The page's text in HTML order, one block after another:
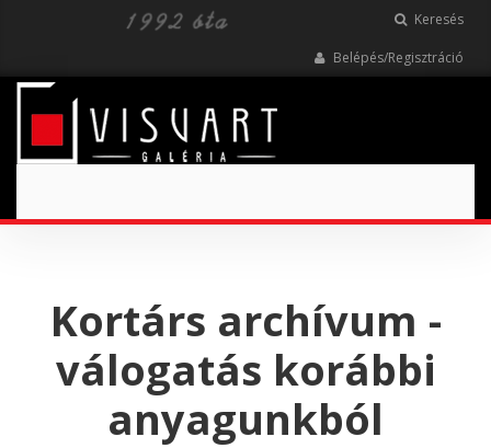
Keresés
Belépés/Regisztráció
Kortárs archívum -
válogatás korábbi
anyagunkból